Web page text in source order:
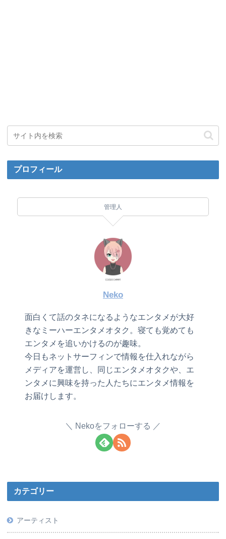
プロフィール
管理人
Neko
面白くて話のタネになるようなエンタメが大好
きなミーハーエンタメオタク。寝ても覚めても
エンタメを追いかけるのが趣味。
今日もネットサーフィンで情報を仕入れながら
メディアを運営し、同じエンタメオタクや、エ
ンタメに興味を持った人たちにエンタメ情報を
お届けします。
Nekoをフォローする
カテゴリー
アーティスト